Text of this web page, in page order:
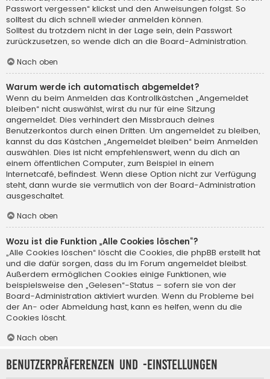
Passwort vergessen“ klickst und den Anweisungen folgst. So
solltest du dich schnell wieder anmelden können.
Solltest du trotzdem nicht in der Lage sein, dein Passwort
zurückzusetzen, so wende dich an die Board-Administration.
Nach oben
Warum werde ich automatisch abgemeldet?
Wenn du beim Anmelden das Kontrollkästchen „Angemeldet
bleiben“ nicht auswählst, wirst du nur für eine Sitzung
angemeldet. Dies verhindert den Missbrauch deines
Benutzerkontos durch einen Dritten. Um angemeldet zu bleiben,
kannst du das Kästchen „Angemeldet bleiben“ beim Anmelden
auswählen. Dies ist nicht empfehlenswert, wenn du dich an
einem öffentlichen Computer, zum Beispiel in einem
Internetcafé, befindest. Wenn diese Option nicht zur Verfügung
steht, dann wurde sie vermutlich von der Board-Administration
ausgeschaltet.
Nach oben
Wozu ist die Funktion „Alle Cookies löschen“?
„Alle Cookies löschen“ löscht die Cookies, die phpBB erstellt hat
und die dafür sorgen, dass du im Forum angemeldet bleibst.
Außerdem ermöglichen Cookies einige Funktionen, wie
beispielsweise den „Gelesen“-Status – sofern sie von der
Board-Administration aktiviert wurden. Wenn du Probleme bei
der An- oder Abmeldung hast, kann es helfen, wenn du die
Cookies löscht.
Nach oben
Benutzerpräferenzen und -einstellungen